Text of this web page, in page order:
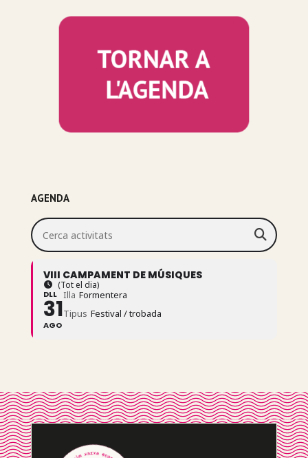
AGENDA
Cerca activitats
VIII CAMPAMENT DE MÚSIQUES
(Tot el dia)
DLL
31
AGO
Illa Formentera
Tipus Festival / trobada